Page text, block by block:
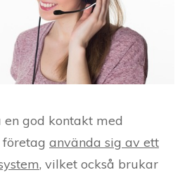
god kontakt med
använda sig av ett
, vilket också brukar